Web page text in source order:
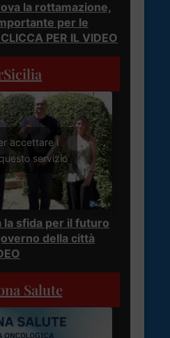
la rottamazione,
per le
PER IL VIDEO
accettare i
servizio
la sfida per il futuro
della città
Salute